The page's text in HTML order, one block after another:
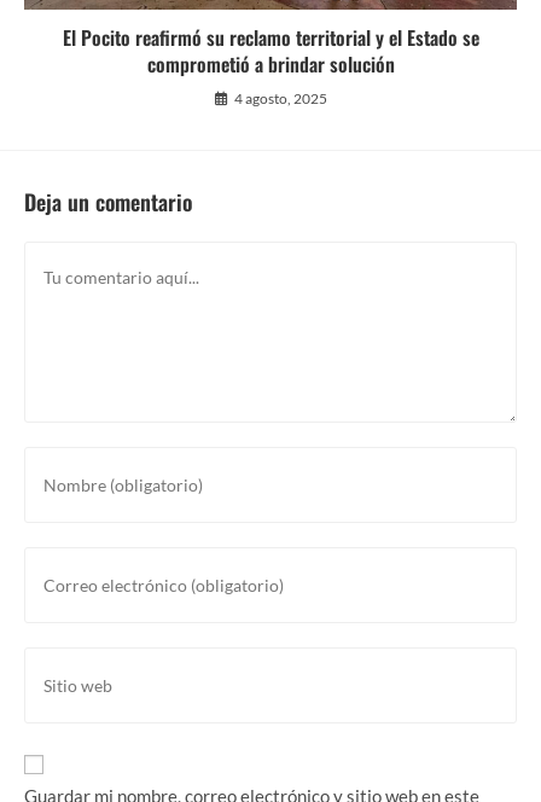
El Pocito reafirmó su reclamo territorial y el Estado se
comprometió a brindar solución
4 agosto, 2025
Deja un comentario
nombre
correo
comentar
de
Guardar mi nombre, correo electrónico y sitio web en este